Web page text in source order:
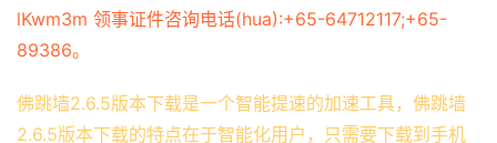
lKwm3m 领事证件咨询电话(hua):+65-64712117;+65-
89386。
佛跳墙2.6.5版本下载是一个智能提速的加速工具，佛跳墙
2.6.5版本下载的特点在于智能化用户，只需要下载到手机